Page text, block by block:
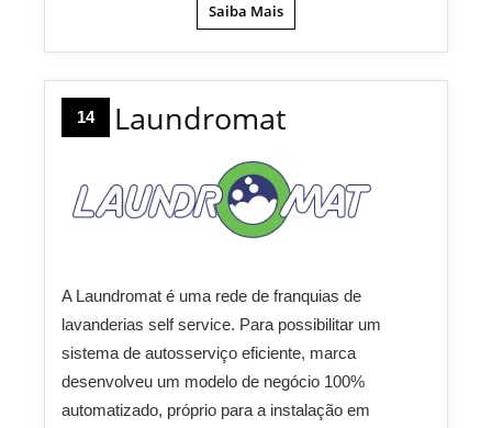
Saiba Mais
14 Laundromat
A Laundromat é uma rede de franquias de
lavanderias self service. Para possibilitar um
sistema de autosserviço eficiente, marca
desenvolveu um modelo de negócio 100%
automatizado, próprio para a instalação em